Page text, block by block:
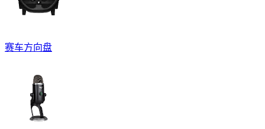
赛车方向盘